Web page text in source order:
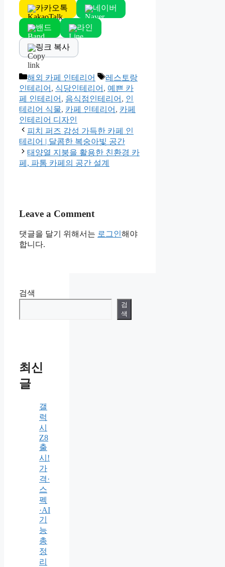
카카오톡 네이버
밴드 라인
링크 복사
Categories
해외 카페 인테리어 Tags
레스토랑
인테리어 , 식당인테리어 , 예쁜 카
페 인테리어 , 음식점인테리어 , 인
테리어 식물, 카페 인테리어 , 카페
인테리어 디자인
피치 퍼즈 감성 가득한 카페 인
테리어 | 달콤한 복숭아빛 공간
태양열 지붕을 활용한 친환경 카
페, 파톰 카페의 공간 설계
Leave a Comment
댓글을 달기 위해서는 로그인해야
합니다.
검색
검
색
최신
글
갤
럭
시
Z8
출
시!
가
격·
스
펙
·AI
기
능
총
정
리